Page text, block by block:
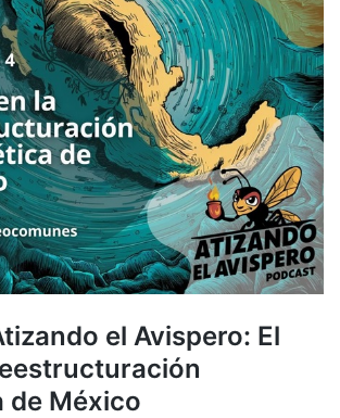
el Avispero: El
de México